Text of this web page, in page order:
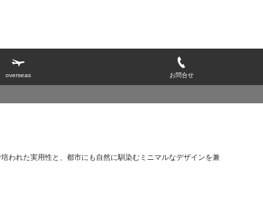
overseas お問合せ
われた実用性と、都市にも自然に馴染むミニマルなデザインを兼